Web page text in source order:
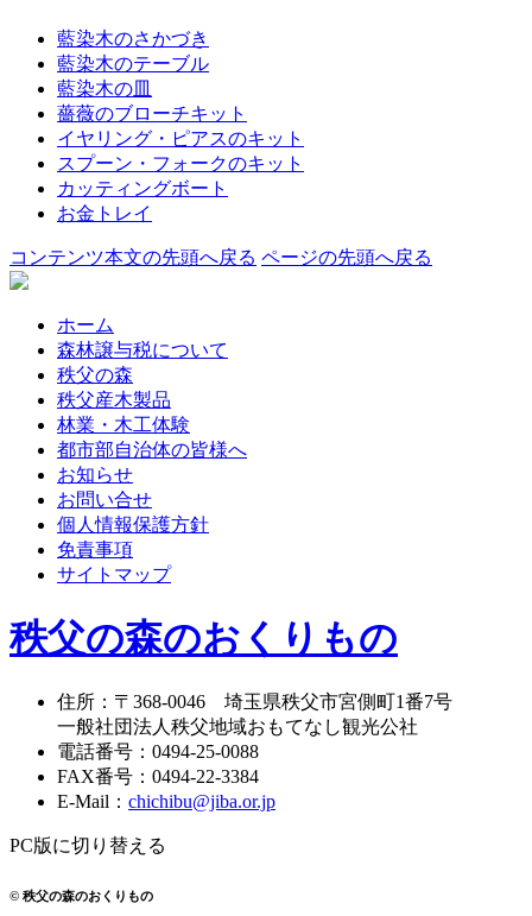
藍染木のさかづき
藍染木のテーブル
藍染木の皿
薔薇のブローチキット
イヤリング・ピアスのキット
スプーン・フォークのキット
カッティングボート
お金トレイ
コンテンツ本文の先頭へ戻る ページの先頭へ戻る
ホーム
森林譲与税について
秩父の森
秩父産木製品
林業・木工体験
都市部自治体の皆様へ
お知らせ
お問い合せ
個人情報保護方針
免責事項
サイトマップ
秩父の森のおくりもの
住所 ： 〒368-0046 埼玉県秩父市宮側町1番7号
一般社団法人秩父地域おもてなし観光公社
電話番号 ： 0494-25-0088
FAX番号 ： 0494-22-3384
E-Mail ： chichibu@jiba.or.jp
PC版に切り替える
© 秩父の森のおくりもの